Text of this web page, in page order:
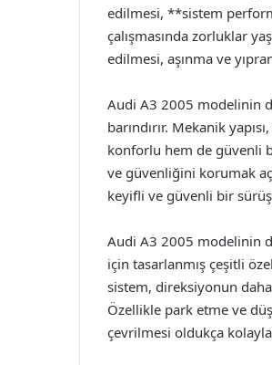
edilmesi, **sistem
çalışmasında zorluklar
edilmesi, aşınma ve
Audi A3 2005 modelinin
barındırır. Mekanik
konforlu hem de güvenli
ve güvenliğini korumak
keyifli ve güvenli bir
Audi A3 2005 modelinin
için tasarlanmış çeşitli
sistem, direksiyonun
Özellikle park etme ve
çevrilmesi oldukça